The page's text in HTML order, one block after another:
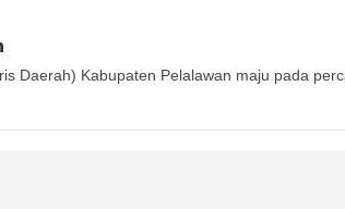
Daerah) Kabupaten Pelalawan maju pada